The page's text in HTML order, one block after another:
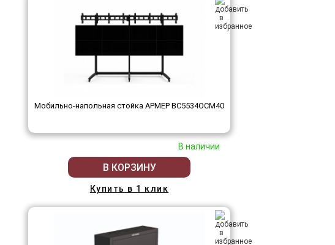
Мобильно-напольная стойка АРМЕР ВС5534ОСМ40
В наличии
В КОРЗИНУ
Купить в 1 клик